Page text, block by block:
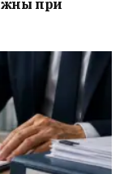
при